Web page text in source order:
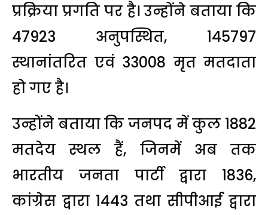
प्रक्रिया प्रगति पर है। उन्होंने बताया कि
47923 अनुपस्थित, 145797
स्थानांतरित एवं 33008 मृत मतदाता
हो गए है।
उन्होंने बताया कि जनपद में कुल 1882
मतदेय स्थल हैं, जिनमें अब तक
भारतीय जनता पार्टी द्वारा 1836,
कांग्रेस द्वारा 1443 तथा सीपीआई द्वारा